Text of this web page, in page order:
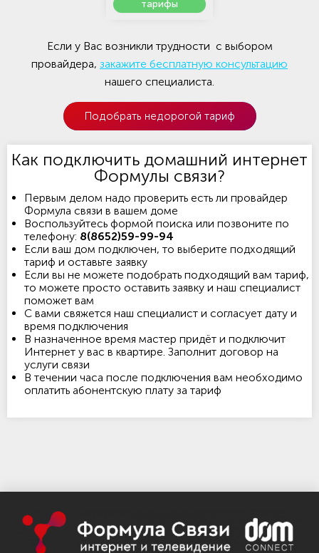
тарифы
Если у Вас возникли трудности с выбором
провайдера, закажите бесплатную консультацию
нашего специалиста.
Подобрать недорогой тариф
Как подключить домашний интернет
Формулы связи?
Первым делом надо проверить есть ли провайдер
Формула связи в вашем доме
Воспользуйтесь формой поиска или позвоните по
телефону: 8(8652)59-99-94
Если ваш дом подключен, то выберите подходящий
тариф и оставьте заявку
Если вы не можете подобрать подходящий вам тариф,
то можете просто оставить заявку и наш специалист
поможет вам
С вами свяжется наш специалист и согласует дату и
время подключения
В назначенное время мастер придёт и подключит
Интернет у вас в квартире. Заполнит договор на
услуги связи
В течении часа после подключения вам необходимо
оплатить абонентскую плату за тариф